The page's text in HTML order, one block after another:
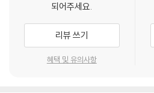
되어주세요.
리뷰 쓰기
혜택 및 유의사항